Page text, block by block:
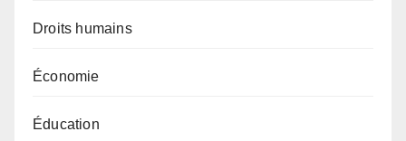
Droits humains
Économie
Éducation